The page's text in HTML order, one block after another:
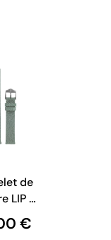
de
LIP -
- 14
€